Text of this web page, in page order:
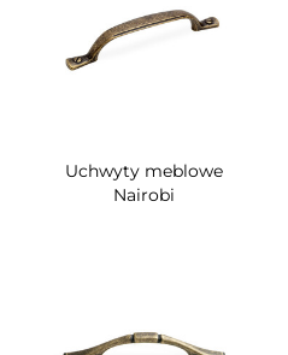
Uchwyty meblowe
Nairobi